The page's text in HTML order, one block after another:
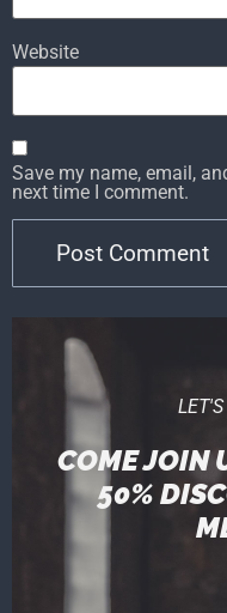
Website
Save my name, email,
next time I comment.
COME JOIN
50%